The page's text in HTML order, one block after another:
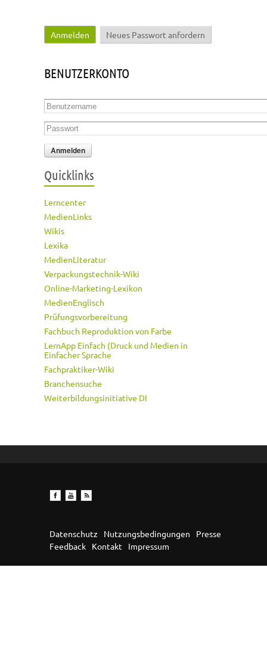
Haupt-Reiter
Anmelden (aktiver Reiter)
Neues Passwort anfordern
BENUTZERKONTO
Benutzername
Passwort
Quicklinks
Lerncenter
MedienLinks
Wikis
Lexika
MedienLiteratur
Verpackungstechnik-Wiki
Online-Marketing-Lexikon
MedienEnglisch
Prüfungsvorbereitung
Fachbuch Reproduktion von Farbe
LernApp Einfach (Druck und Medien in
Einfacher Sprache
Fachpraktiker-Wiki
Branchensuche
Weiterbildungsinitiative DI
Datenschutz Nutzungsbedingungen
Presse
Feedback
Kontakt Impressum